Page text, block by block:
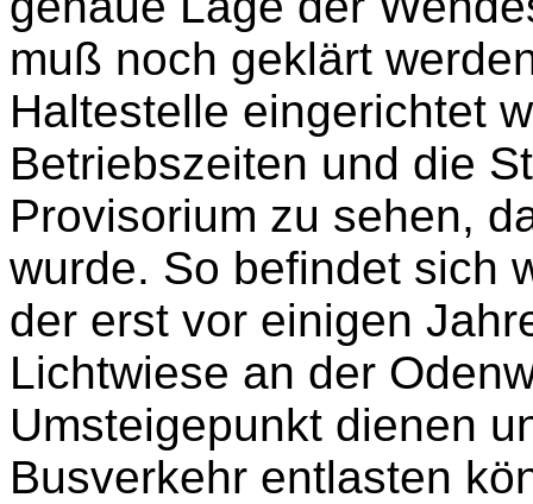
muß noch geklärt
Haltestelle eingerichtet
Betriebszeiten und die
Provisorium zu sehen,
wurde. So befindet sich
der erst vor einigen
Lichtwiese an der
Umsteigepunkt dienen
Busverkehr entlasten